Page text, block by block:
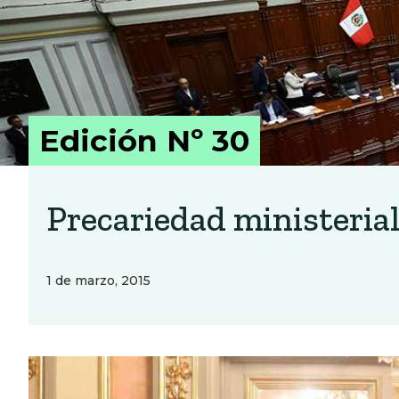
Edición Nº 30
Precariedad ministerial
1 de marzo, 2015